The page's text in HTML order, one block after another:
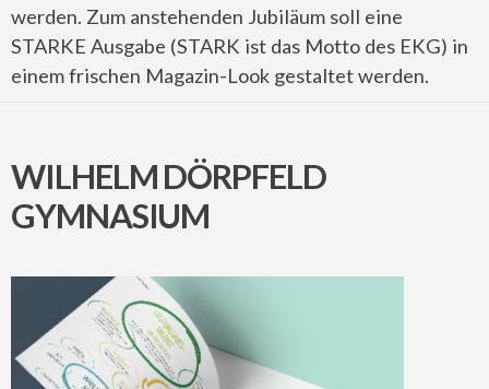
werden. Zum anstehenden Jubiläum soll eine
STARKE Ausgabe (STARK ist das Motto des EKG) in
einem frischen Magazin-Look gestaltet werden.
WILHELM DÖRPFELD
GYMNASIUM